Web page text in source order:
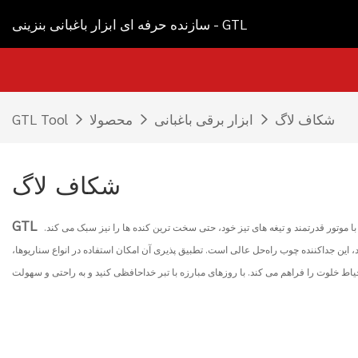
سازنده حرفه ای ابزار باغبانی بنزینی - GTL
GTL Tool محصولا ابزار برقی باغبانی شکاف لاگ
شکاف لاگ
GTL قدرتمند و تیغه های تیز خود، حتی سخت ترین کنده ها را نیز سبک می کند.
جداکننده چوب راه‌حل عالی است. تطبیق پذیری آن امکان استفاده در انواع سناریوها،